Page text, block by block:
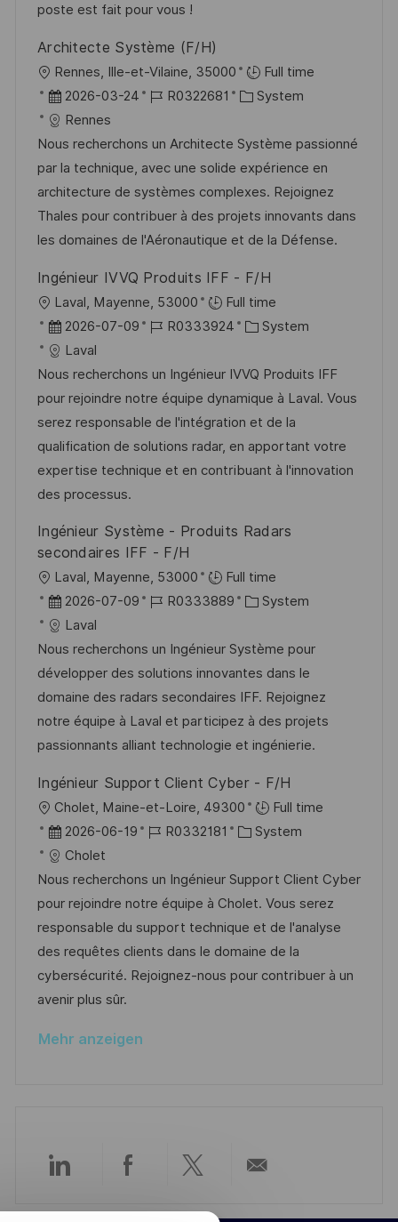
r
e
r
ö
f
f
e
n
t
l
i
c
h
u
n
g
poste est fait pour vous !
Architecte Système (F/H)
O
r
t
Rennes, Ille-et-Vilaine, 35000
Full time
D
a
t
u
m
d
e
V
e
r
ö
f
f
e
n
t
l
i
c
h
u
n
g
2026-03-24
J
b
-
I
D
R0322681
K
t
e
g
o
r
e
System
Rennes
Nous recherchons un Architecte Système passionné
par la technique, avec une solide expérience en
architecture de systèmes complexes. Rejoignez
Thales pour contribuer à des projets innovants dans
les domaines de l'Aéronautique et de la Défense.
Ingénieur IVVQ Produits IFF - F/H
O
r
t
Laval, Mayenne, 53000
Full time
D
a
t
u
m
d
e
r
e
f
f
c
h
u
n
g
2026-07-09
J
b
-
I
D
R0333924
K
t
e
g
o
r
System
Laval
Nous recherchons un Ingénieur IVVQ Produits IFF
pour rejoindre notre équipe dynamique à Laval. Vous
serez responsable de l'intégration et de la
qualification de solutions radar, en apportant votre
expertise technique et en contribuant à l'innovation
des processus.
Ingénieur Système - Produits Radars
secondaires IFF - F/H
O
r
t
Laval, Mayenne, 53000
Full time
D
a
t
u
m
d
e
V
e
r
ö
f
f
e
n
t
l
i
g
2026-07-09
J
b
-
I
D
R0333889
K
t
e
g
o
r
e
System
Laval
Nous recherchons un Ingénieur Système pour
développer des solutions innovantes dans le
domaine des radars secondaires IFF. Rejoignez
notre équipe à Laval et participez à des projets
passionnants alliant technologie et ingénierie.
Ingénieur Support Client Cyber - F/H
O
r
t
Cholet, Maine-et-Loire, 49300
Full time
D
a
t
u
m
d
e
r
e
e
t
2026-06-19
J
b
-
I
D
R0332181
K
t
e
g
o
r
System
Cholet
Nous recherchons un Ingénieur Support Client Cyber
pour rejoindre notre équipe à Cholet. Vous serez
responsable du support technique et de l'analyse
des requêtes clients dans le domaine de la
cybersécurité. Rejoignez-nous pour contribuer à un
avenir plus sûr.
Mehr anzeigen
Über
Über
Über